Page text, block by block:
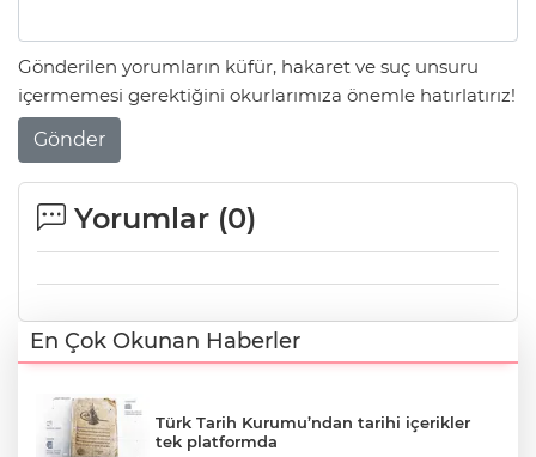
Gönderilen yorumların küfür, hakaret ve suç unsuru
içermemesi gerektiğini okurlarımıza önemle hatırlatırız!
Gönder
Yorumlar (0)
En Çok Okunan Haberler
Türk Tarih Kurumu’ndan tarihi içerikler
tek platformda